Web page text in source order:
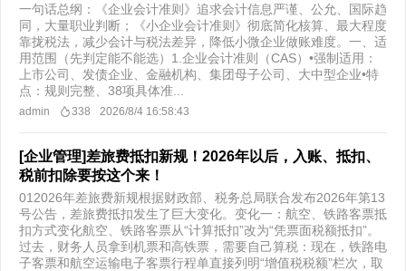
一句话总纲：《企业会计准则》追求会计信息严谨、公允、国际趋
同，大量职业判断；《小企业会计准则》彻底简化核算、最大程度
靠拢税法，减少会计与税法差异，降低小微企业做账难度。一、适
用范围（先判定能不能选）1.企业会计准则（CAS）•强制适用：
上市公司、发债企业、金融机构、集团母子公司、大中型企业•特
点：规则完整、38项具体准...
admin 338 2026/8/4 16:58:43
[企业管理]差旅费抵扣新规！2026年以后，入账、抵扣、
税前扣除要按这个来！
012026年差旅费新规根据财政部、税务总局联合发布2026年第13
号公告，差旅费抵扣发生了巨大变化。变化一：航空、铁路客票抵
扣方式变化航空、铁路客票从“计算抵扣”改为“凭票面税额抵扣”。
过去，财务人员拿到机票和高铁票，需要自己算税：现在，铁路电
子客票和航空运输电子客票行程单直接列明“增值税税额”栏次，取